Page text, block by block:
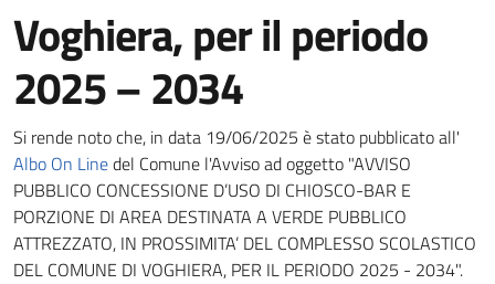
Voghiera, per il periodo
2025 – 2034
Dettagli della notizia
Si rende noto che, in data 19/06/2025 è stato pubblicato all'
Albo On Linedel Comune l'Avviso ad oggetto "AVVISO
PUBBLICO CONCESSIONE D’USO DI CHIOSCO-BAR E
PORZIONE DI AREA DESTINATA A VERDE PUBBLICO
ATTREZZATO, IN PROSSIMITA’ DEL COMPLESSO SCOLASTICO
DEL COMUNE DI VOGHIERA, PER IL PERIODO 2025 - 2034".